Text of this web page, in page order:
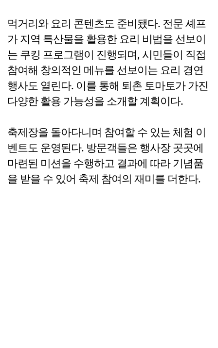
먹거리와 요리 콘텐츠도 준비됐다. 전문 셰프
가 지역 특산물을 활용한 요리 비법을 선보이
는 쿠킹 프로그램이 진행되며, 시민들이 직접
참여해 창의적인 메뉴를 선보이는 요리 경연
행사도 열린다. 이를 통해 퇴촌 토마토가 가진
다양한 활용 가능성을 소개할 계획이다.
축제장을 돌아다니며 참여할 수 있는 체험 이
벤트도 운영된다. 방문객들은 행사장 곳곳에
마련된 미션을 수행하고 결과에 따라 기념품
을 받을 수 있어 축제 참여의 재미를 더한다.